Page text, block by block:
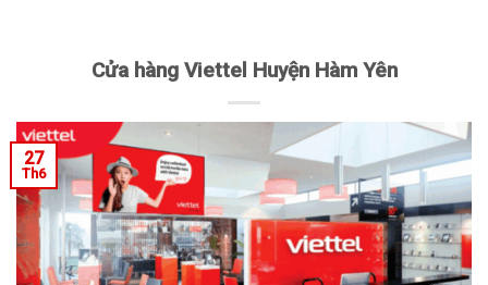
Cửa hàng Viettel Huyện Hàm Yên
27
Th6